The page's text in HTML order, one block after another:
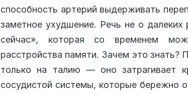
способность артерий выдерживать
заметное ухудшение. Речь не о далеких
сейчас», которая со временем
расстройства памяти. Зачем это знать?
только на талию — оно затрагивает
сосудистой системы, которые бережно